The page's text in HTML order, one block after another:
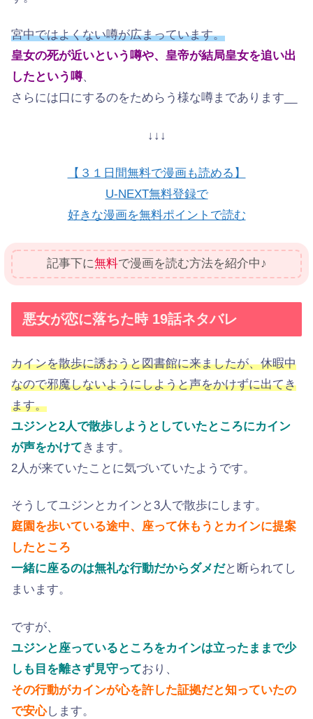
宮中ではよくない噂が広まっています。
皇女の死が近いという噂や、皇帝が結局皇女を追い出
したという噂、
さらには口にするのをためらう様な噂まであります__
↓↓↓
【３１日間無料で漫画も読める】
U-NEXT無料登録で
好きな漫画を無料ポイントで読む
記事下に無料で漫画を読む方法を紹介中♪
悪女が恋に落ちた時 19話ネタバレ
カインを散歩に誘おうと図書館に来ましたが、休暇中
なので邪魔しないようにしようと声をかけずに出てき
ます。
ユジンと2人で散歩しようとしていたところにカイン
が声をかけてきます。
2人が来ていたことに気づいていたようです。
そうしてユジンとカインと3人で散歩にします。
庭園を歩いている途中、座って休もうとカインに提案
したところ
一緒に座るのは無礼な行動だからダメだと断られてし
まいます。
ですが、
ユジンと座っているところをカインは立ったままで少
しも目を離さず見守っており、
その行動がカインが心を許した証拠だと知っていたの
で安心します。